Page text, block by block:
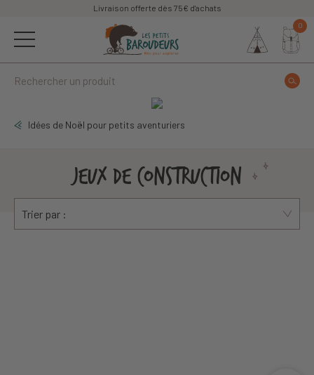
Livraison offerte dès 75€ d'achats
0
Idées de Noël pour petits aventuriers
JEUX DE CONSTRUCTION
Trier par :